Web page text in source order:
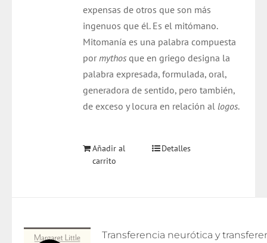
expensas de otros que son más
ingenuos que él. Es el mitómano.
Mitomanía es una palabra compuesta
pormythosque en griego designa la
palabra expresada, formulada, oral,
generadora de sentido, pero también,
de exceso y locura en relación allogos.
Añadir al
carrito
Detalles